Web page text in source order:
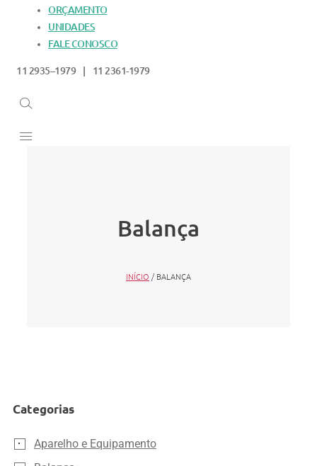
ORÇAMENTO
UNIDADES
FALE CONOSCO
11 2935–1979 | 11 2361-1979
Balança
INÍCIO / BALANÇA
Categorias
Aparelho e Equipamento